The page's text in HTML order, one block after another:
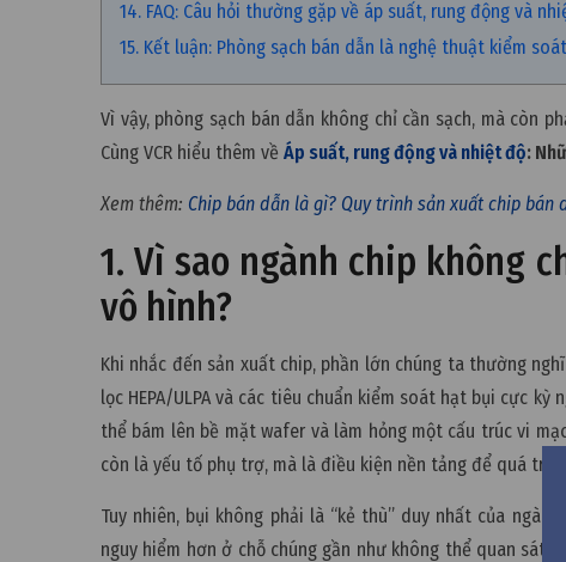
14. FAQ: Câu hỏi thường gặp về áp suất, rung động và
15. Kết luận: Phòng sạch bán dẫn là nghệ thuật kiểm
Vì vậy, phòng sạch bán dẫn không chỉ cần sạch, mà còn
Cùng VCR hiểu thêm về Áp suất, rung động và nhiệt độ:
Xem thêm: Chip bán dẫn là gì? Quy trình sản xuất chip bán
1. Vì sao ngành chip không
vô hình?
Khi nhắc đến sản xuất chip, phần lớn chúng ta thường
lọc HEPA/ULPA và các tiêu chuẩn kiểm soát hạt bụi cực
thể bám lên bề mặt wafer và làm hỏng một cấu trúc vi
còn là yếu tố phụ trợ, mà là điều kiện nền tảng để quá
Tuy nhiên, bụi không phải là “kẻ thù” duy nhất của
nguy hiểm hơn ở chỗ chúng gần như không thể quan sát